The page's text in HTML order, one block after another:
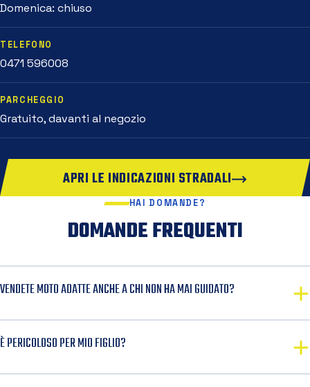
Domenica: chiuso
TELEFONO
0471 596008
PARCHEGGIO
Gratuito, davanti al negozio
APRI LE INDICAZIONI STRADALI
HAI DOMANDE?
DOMANDE FREQUENTI
VENDETE MOTO ADATTE ANCHE A CHI NON HA MAI GUIDATO?
È PERICOLOSO PER MIO FIGLIO?